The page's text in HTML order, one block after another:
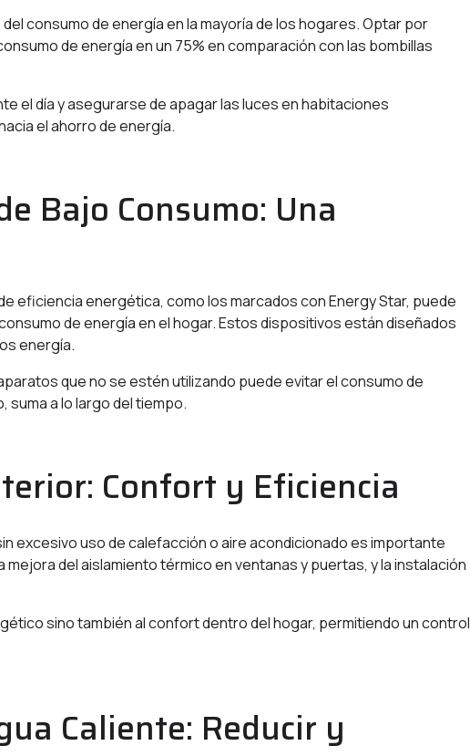
consumo de energía en la mayoría de los hogares. Optar por
de energía en un 75% en comparación con las bombillas
el día y asegurarse de apagar las luces en habitaciones
el ahorro de energía.
Bajo Consumo: Una
eficiencia energética, como los marcados con Energy Star, puede
de energía en el hogar. Estos dispositivos están diseñados
energía.
que no se estén utilizando puede evitar el consumo de
suma a lo largo del tiempo.
Confort y Eficiencia
excesivo uso de calefacción o aire acondicionado es importante
del aislamiento térmico en ventanas y puertas, y la instalación
sino también al confort dentro del hogar, permitiendo un control
Caliente: Reducir y